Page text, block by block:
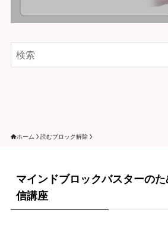
ホーム 読むブロック解除
マインドブロックバスターの
信講座